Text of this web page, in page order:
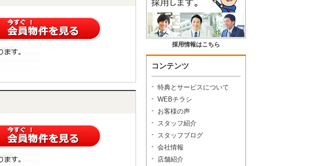
採用情報はこちら
コンテンツ
特典とサービスについて
WEBチラシ
お客様の声
スタッフ紹介
スタッフブログ
会社情報
店舗紹介